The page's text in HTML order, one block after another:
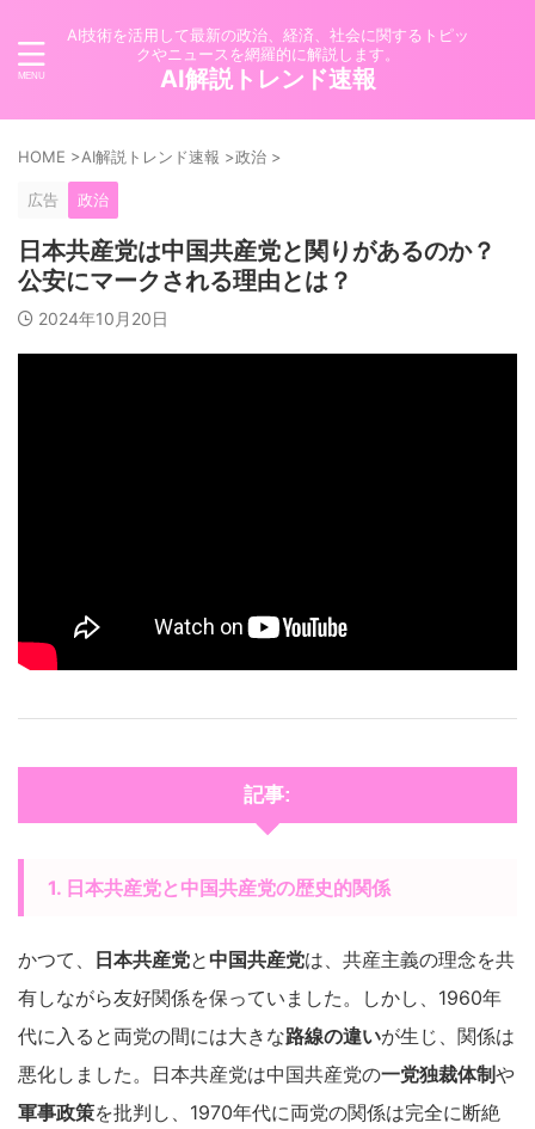
AI技術を活用して最新の政治、経済、社会に関するトピッ
クやニュースを網羅的に解説します。
AI解説トレンド速報
HOME >AI解説トレンド速報 >政治 >
広告 政治
日本共産党は中国共産党と関りがあるのか？
公安にマークされる理由とは？
2024年10月20日
記事:
1. 日本共産党と中国共産党の歴史的関係
かつて、 日本共産党と 中国共産党は、共産主義の理念を共
有しながら友好関係を保っていました。しかし、1960年
代に入ると両党の間には大きな路線の違いが生じ、関係は
悪化しました。日本共産党は中国共産党の一党独裁体制や
軍事政策を批判し、1970年代に両党の関係は完全に断絶